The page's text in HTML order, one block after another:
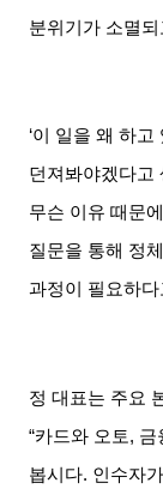
분위기가 소멸
‘이 일을 왜 하고
던져봐야겠다고
무슨 이유 때문
질문을 통해 정
과정이 필요하
정 대표는 주요
“카드와 오토, 금
봅시다. 인수자